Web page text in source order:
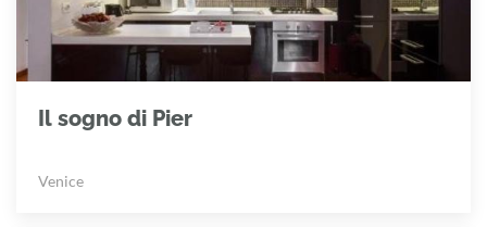
Il sogno di Pier
Venice